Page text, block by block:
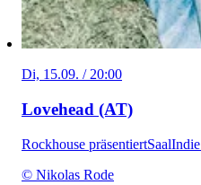
Di, 15.09. / 20:00
Lovehead (AT)
Rockhouse präsentiertSaal
© Nikolas Rode